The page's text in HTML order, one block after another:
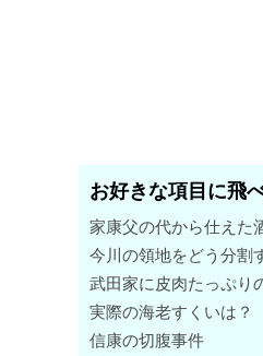
お好きな項目に飛
家康父の代から仕えた
今川の領地をどう分割
武田家に皮肉たっぷり
実際の海老すくいは？
信康の切腹事件